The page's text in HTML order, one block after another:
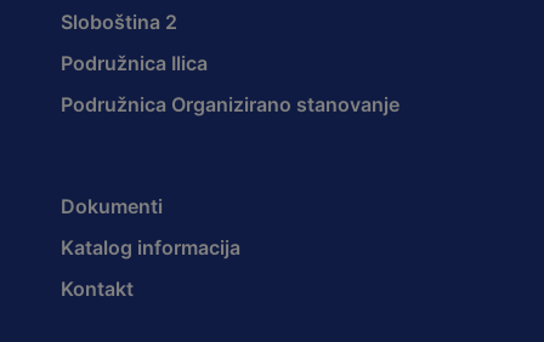
Sloboština 2
Podružnica Ilica
Podružnica Organizirano stanovanje
Dokumenti
Katalog informacija
Kontakt